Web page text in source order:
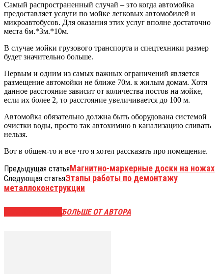
Самый распространенный случай – это когда автомойка
предоставляет услуги по мойке легковых автомобилей и
микроавтобусов. Для оказания этих услуг вполне достаточно
места 6м.*3м.*10м.
В случае мойки грузового транспорта и спецтехники размер
будет значительно больше.
Первым и одним из самых важных ограничений является
размещение автомойки не ближе 70м. к жилым домам. Хотя
данное расстояние зависит от количества постов на мойке,
если их более 2, то расстояние увеличивается до 100 м.
Автомойка обязательно должна быть оборудована системой
очистки воды, просто так автохимию в канализацию сливать
нельзя.
Вот в общем-то и все что я хотел рассказать про помещение.
Предыдущая статьяМагнитно-маркерные доски на ножах
Следующая статьяЭтапы работы по демонтажу
металлоконструкции
БОЛЬШЕ ОТ АВТОРА